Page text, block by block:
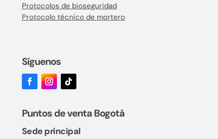
Protocolos de bioseguridad
Protocolo técnico de mortero
Síguenos
Puntos de venta Bogotá
Sede principal